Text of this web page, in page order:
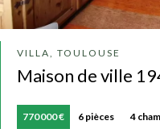
VILLA, TOULOUSE
Maison de ville
770 000 € 6 pièces 4